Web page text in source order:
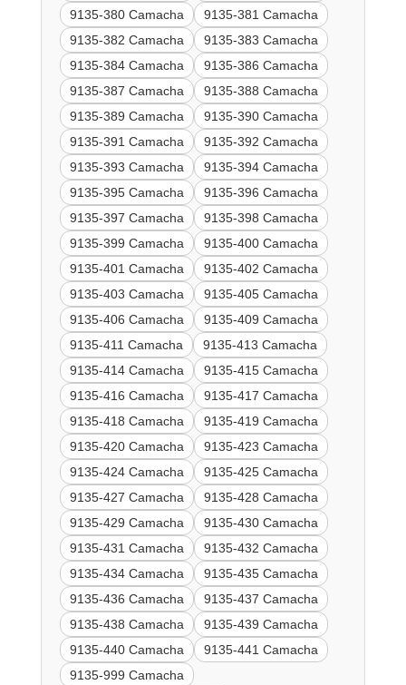
9135-380 Camacha
9135-381 Camacha
9135-382 Camacha
9135-383 Camacha
9135-384 Camacha
9135-386 Camacha
9135-387 Camacha
9135-388 Camacha
9135-389 Camacha
9135-390 Camacha
9135-391 Camacha
9135-392 Camacha
9135-393 Camacha
9135-394 Camacha
9135-395 Camacha
9135-396 Camacha
9135-397 Camacha
9135-398 Camacha
9135-399 Camacha
9135-400 Camacha
9135-401 Camacha
9135-402 Camacha
9135-403 Camacha
9135-405 Camacha
9135-406 Camacha
9135-409 Camacha
9135-411 Camacha
9135-413 Camacha
9135-414 Camacha
9135-415 Camacha
9135-416 Camacha
9135-417 Camacha
9135-418 Camacha
9135-419 Camacha
9135-420 Camacha
9135-423 Camacha
9135-424 Camacha
9135-425 Camacha
9135-427 Camacha
9135-428 Camacha
9135-429 Camacha
9135-430 Camacha
9135-431 Camacha
9135-432 Camacha
9135-434 Camacha
9135-435 Camacha
9135-436 Camacha
9135-437 Camacha
9135-438 Camacha
9135-439 Camacha
9135-440 Camacha
9135-441 Camacha
9135-999 Camacha